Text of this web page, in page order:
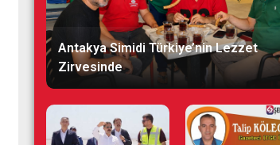
Antakya Simidi Türkiye’nin Lezzet
Zirvesinde